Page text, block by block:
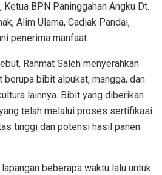
BPN Paninggahan Angku Dt.
Alim Ulama, Cadiak Pandai,
penerima manfaat.
Rahmat Saleh menyerahkan
bibit alpukat, mangga, dan
lainnya. Bibit yang diberikan
telah melalui proses sertifikasi
tinggi dan potensi hasil panen
beberapa waktu lalu untuk